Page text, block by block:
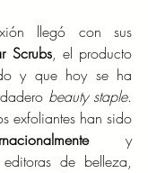
Scrubs, el producto
y que hoy se ha
beauty staple.
y
de belleza,